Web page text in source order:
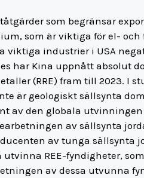
som begränsar
som är viktiga för el-
viktiga industrier i USA
har Kina uppnått absolut
(RRE) fram till 2023. I
är geologiskt sällsynta
av den globala
av sällsynta
av tunga sällsynta
REE-fyndigheter,
av dessa utvunna